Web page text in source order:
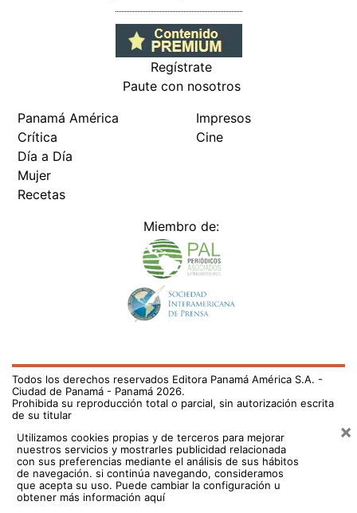
Regístrate
Paute con nosotros
Panamá América
Crítica
Día a Día
Mujer
Recetas
Impresos
Cine
Miembro de:
Todos los derechos reservados Editora Panamá América S.A. -
Ciudad de Panamá - Panamá 2026.
Prohibida su reproducción total o parcial, sin autorización escrita
de su titular
Utilizamos cookies propias y de terceros para mejorar
nuestros servicios y mostrarles publicidad relacionada
con sus preferencias mediante el análisis de sus hábitos
de navegación. si continúa navegando, consideramos
que acepta su uso. Puede cambiar la configuración u
obtener más información aquí
×